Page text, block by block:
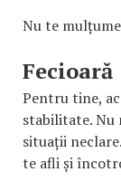
Nu te
Fecioară
Pentru tine,
stabilitate. Nu
situații
te afli și